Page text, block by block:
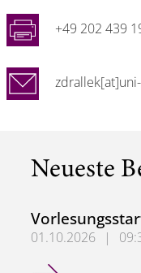
+49 202 439
Neueste
01.10.2026 |
Vorlesungsstart im